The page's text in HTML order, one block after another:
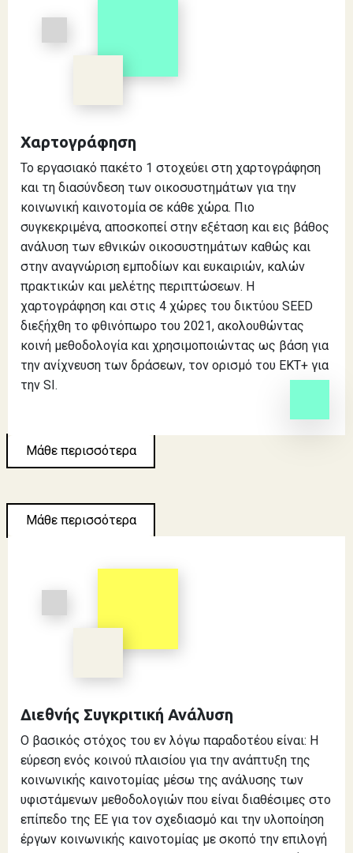
Χαρτογράφηση
Το εργασιακό πακέτο 1 στοχεύει στη χαρτογράφηση
και τη διασύνδεση των οικοσυστημάτων για την
κοινωνική καινοτομία σε κάθε χώρα. Πιο
συγκεκριμένα, αποσκοπεί στην εξέταση και εις βάθος
ανάλυση των εθνικών οικοσυστημάτων καθώς και
στην αναγνώριση εμποδίων και ευκαιριών, καλών
πρακτικών και μελέτης περιπτώσεων. Η
χαρτογράφηση και στις 4 χώρες του δικτύου SEED
διεξήχθη το φθινόπωρο του 2021, ακολουθώντας
κοινή μεθοδολογία και χρησιμοποιώντας ως βάση για
την ανίχνευση των δράσεων, τον ορισμό του ΕΚΤ+ για
την SI.
Μάθε περισσότερα
Μάθε περισσότερα
Διεθνής Συγκριτική Ανάλυση
Ο βασικός στόχος του εν λόγω παραδοτέου είναι: Η
εύρεση ενός κοινού πλαισίου για την ανάπτυξη της
κοινωνικής καινοτομίας μέσω της ανάλυσης των
υφιστάμενων μεθοδολογιών που είναι διαθέσιμες στο
επίπεδο της ΕΕ για τον σχεδιασμό και την υλοποίηση
έργων κοινωνικής καινοτομίας με σκοπό την επιλογή